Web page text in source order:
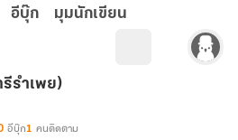
อีบุ๊ก มุมนักเขียน
รำเพย)
อีบุ๊ก1 คนติดตาม